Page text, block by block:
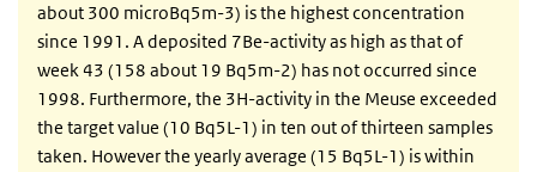
about 300 microBq5m-3) is the highest concentration
since 1991. A deposited 7Be-activity as high as that of
week 43 (158 about 19 Bq5m-2) has not occurred since
1998. Furthermore, the 3H-activity in the Meuse exceeded
the target value (10 Bq5L-1) in ten out of thirteen samples
taken. However the yearly average (15 Bq5L-1) is within